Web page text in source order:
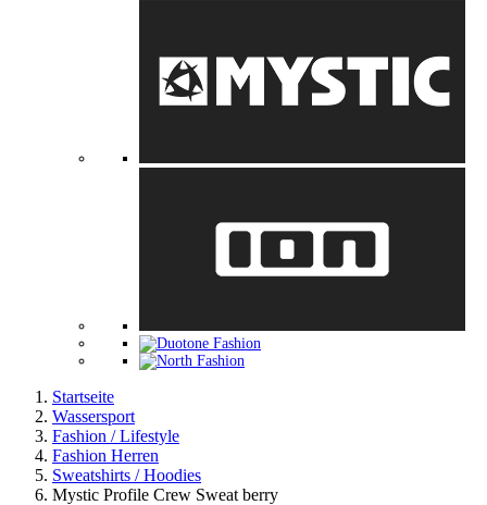
Startseite
Wassersport
Fashion / Lifestyle
Fashion Herren
Sweatshirts / Hoodies
Mystic Profile Crew Sweat berry